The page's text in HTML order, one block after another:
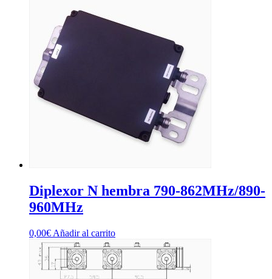
Diplexor N hembra 790-862MHz/890-
960MHz
0,00€ Añadir al carrito